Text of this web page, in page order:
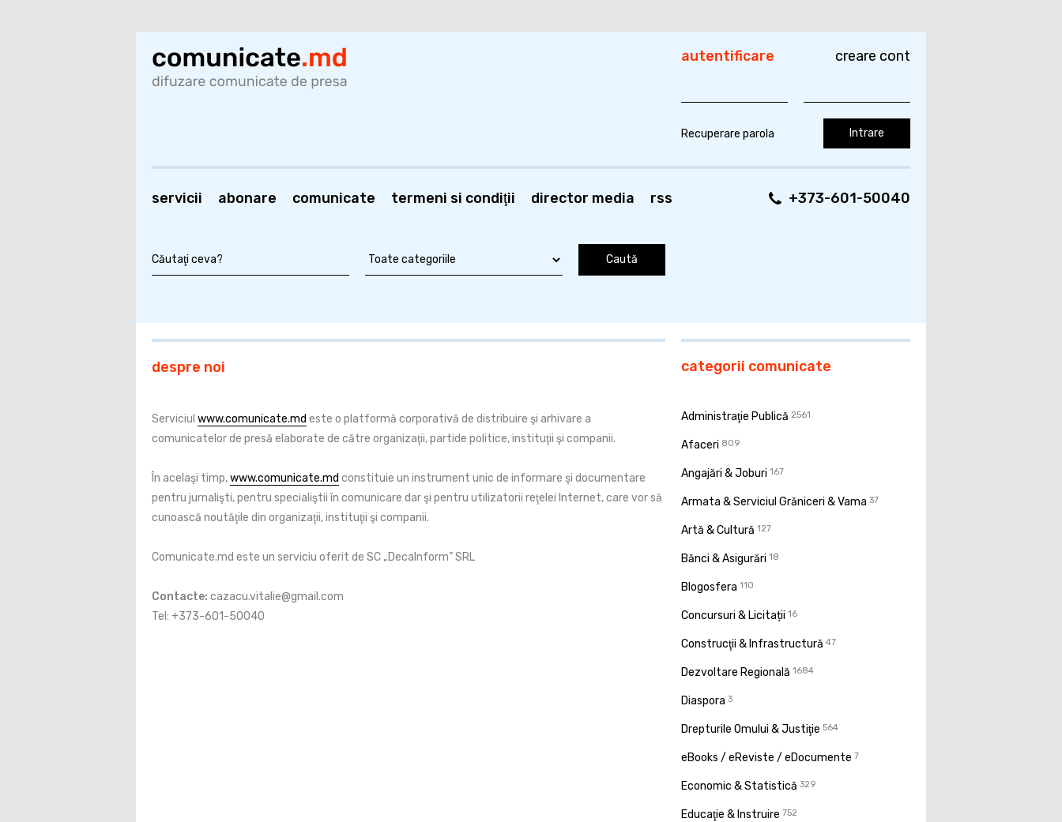
servicii abonare comunicate termeni si condiţii director media rss +373-601-50040
autentificare creare cont
Recuperare parola
despre noi
Serviciul www.comunicate.md este o platformă corporativă de distribuire şi arhivare a
comunicatelor de presă elaborate de către organizaţii, partide politice, instituţii şi companii.
În acelaşi timp,www.comunicate.md constituie un instrument unic de informare şi documentare
pentru jurnalişti, pentru specialiştii în comunicare dar şi pentru utilizatorii reţelei Internet, care vor să
cunoască noutăţile din organizaţii, instituţii şi companii.
Comunicate.md este un serviciu oferit de SC „DecaInform” SRL
Contacte: cazacu.vitalie@gmail.com
Tel: +373-601-50040
categorii comunicate
Administraţie Publică 2561
Afaceri 809
Angajări & Joburi 167
Armata & Serviciul Grăniceri & Vama 37
Artă & Cultură 127
Bănci & Asigurări 18
Blogosfera 110
Concursuri & Licitații 16
Construcţii & Infrastructură 47
Dezvoltare Regională 1684
Diaspora 3
Drepturile Omului & Justiţie 564
eBooks / eReviste / eDocumente 7
Economic & Statistică 329
Educaţie & Instruire 752